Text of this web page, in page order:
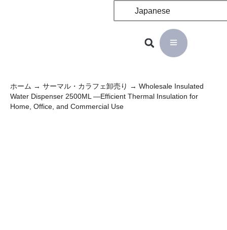
Japanese
ホーム → サーマル・カラフェ卸売り → Wholesale Insulated
Water Dispenser 2500ML —Efficient Thermal Insulation for
Home, Office, and Commercial Use